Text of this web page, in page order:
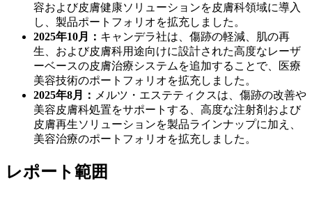
容および皮膚健康ソリューションを皮膚科領域に導入
し、製品ポートフォリオを拡充しました。
2025年10月： キャンデラ社は、傷跡の軽減、肌の再
生、および皮膚科用途向けに設計された高度なレーザ
ーベースの皮膚治療システムを追加することで、医療
美容技術のポートフォリオを拡充しました。
2025年8月： メルツ・エステティクスは、傷跡の改善や
美容皮膚科処置をサポートする、高度な注射剤および
皮膚再生ソリューションを製品ラインナップに加え、
美容治療のポートフォリオを拡充しました。
レポート範囲